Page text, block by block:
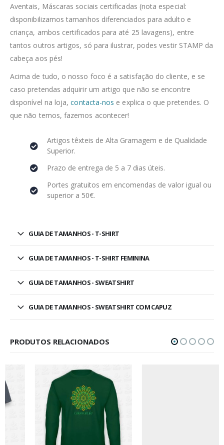
Aventais, Máscaras sociais certificadas (nota especial:
disponibilizamos tamanhos diferenciados para adulto e
criança, ambos certificados para até 25 lavagens), entre
tantos outros artigos, só para ilustrar, podes vestir STAMP da
cabeça aos pés!
Acima de tudo, o nosso foco é a satisfação do cliente, e se
caso pretendas adquirir um artigo que não se encontre
disponível na loja,contacta-nos e explica o que pretendes. O
que não temos, fazemos acontecer!
Artigos têxteis de Alta Gramagem e de Qualidade
Superior.
Prazo de entrega de 5 a 7 dias úteis.
Portes gratuitos em encomendas de valor igual ou
superior a 50€.
GUIA DE TAMANHOS - T-SHIRT
GUIA DE TAMANHOS - T-SHIRT FEMININA
GUIA DE TAMANHOS - SWEATSHIRT
GUIA DE TAMANHOS - SWEATSHIRT COM CAPUZ
PRODUTOS RELACIONADOS